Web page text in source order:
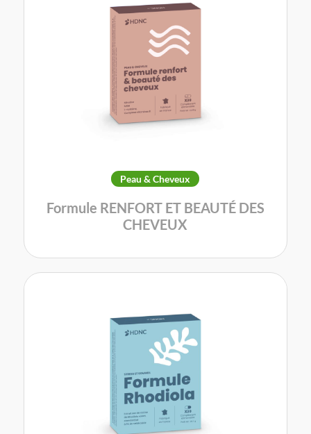
Peau & Cheveux
Formule RENFORT ET BEAUTÉ DES
CHEVEUX